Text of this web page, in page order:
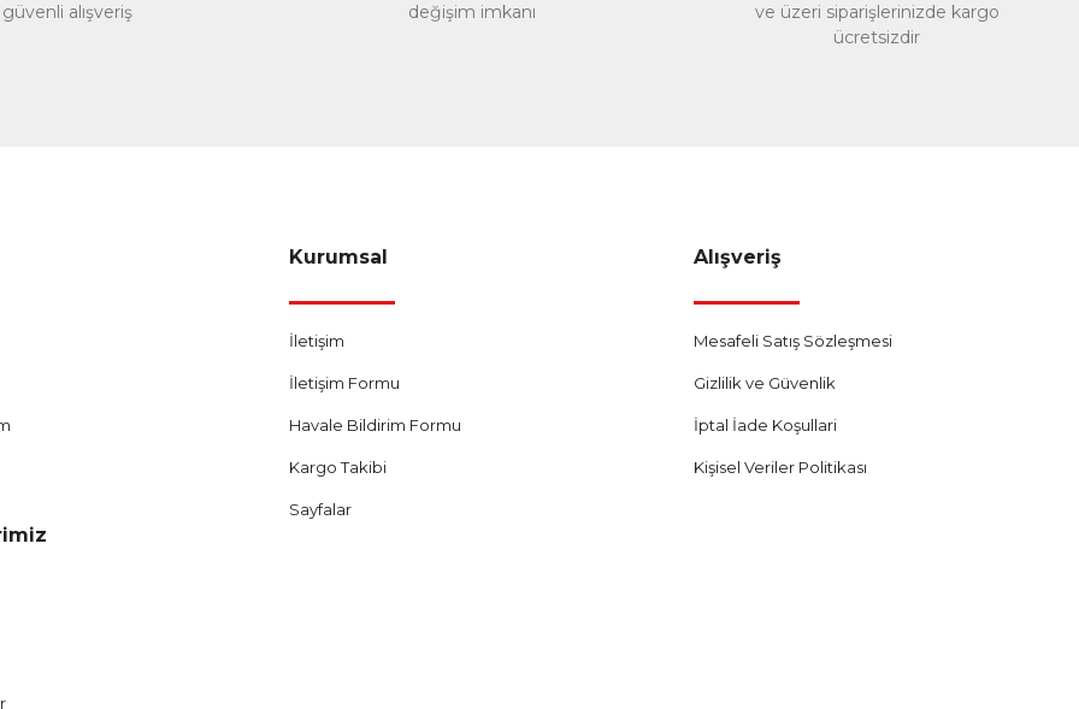
güvenli alışveriş
değişim imkanı
ve üzeri siparişlerinizde kargo
ücretsizdir
Kurumsal
İletişim
İletişim Formu
Havale Bildirim Formu
Kargo Takibi
Sayfalar
Alışveriş
Mesafeli Satış Sözleşmesi
Gizlilik ve Güvenlik
İptal İade Koşullari
Kişisel Veriler Politikası